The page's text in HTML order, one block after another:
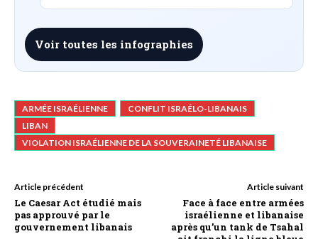
Voir toutes les infographies
ARMÉE ISRAÉLIENNE
CONFLIT ISRAÉLO-LIBANAIS
LIBAN
VIOLATION ISRAÉLIENNE DE LA SOUVERAINETÉ LIBANAISE
Article précédent
Le Caesar Act étudié mais
pas approuvé par le
gouvernement libanais
Article suivant
Face à face entre armées
israélienne et libanaise
après qu’un tank de Tsahal